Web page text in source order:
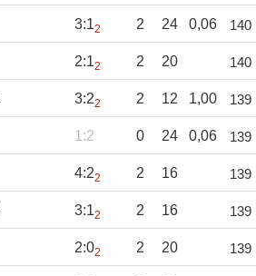
3:12 2 24 0,06 140
2:12 2 20 140
3:22 2 12 1,00 139
1:2 0 24 0,06 139
4:22 2 16 139
3:12 2 16 139
2:02 2 20 139